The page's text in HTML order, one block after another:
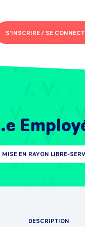
S'INSCRIRE /SE
MISE EN RAYON LIBRE-
DESCRIPTION